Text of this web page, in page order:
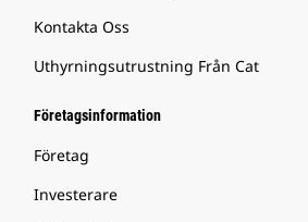
Kontakta Oss
Uthyrningsutrustning Från Cat
Företagsinformation
Företag
Investerare